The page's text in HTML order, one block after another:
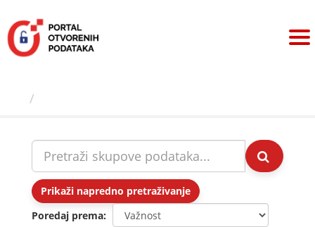
sadržaj
Prikaži napredno pretraživanje
Poredaj prema